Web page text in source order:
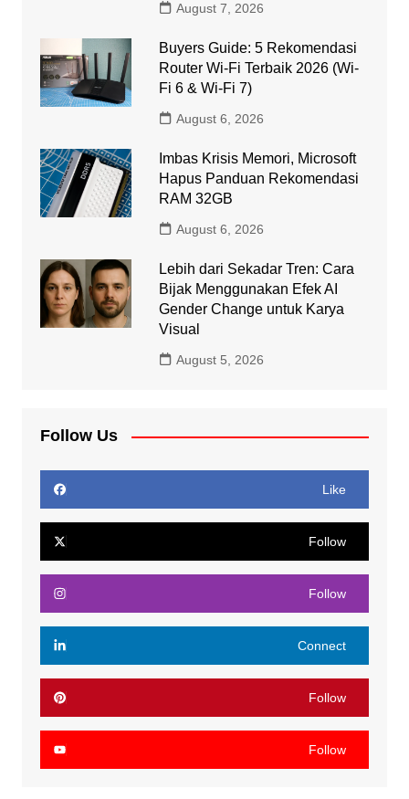
August 7, 2026
Buyers Guide: 5 Rekomendasi
Router Wi-Fi Terbaik 2026 (Wi-
Fi 6 & Wi-Fi 7)
August 6, 2026
Imbas Krisis Memori, Microsoft
Hapus Panduan Rekomendasi
RAM 32GB
August 6, 2026
Lebih dari Sekadar Tren: Cara
Bijak Menggunakan Efek AI
Gender Change untuk Karya
Visual
August 5, 2026
Follow Us
Like
Follow
Follow
Connect
Follow
Follow